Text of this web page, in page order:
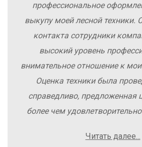
профессиональное
выкупу моей лесной техники.
контакта сотрудники
высокий уровень
внимательное отношение к
Оценка техники была
справедливо, предложенная
более чем
осложнений. Рекомендую
Читать далее...